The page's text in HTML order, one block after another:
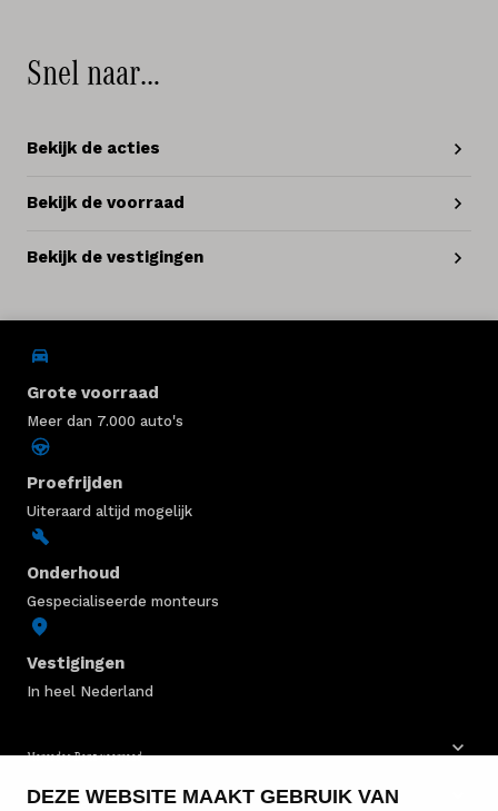
DEZE WEBSITE MAAKT GEBRUIK VAN
Snel naar…
Bekijk de acties
Bekijk de voorraad
Bekijk de vestigingen
Grote voorraad
Meer dan 7.000 auto's
Proefrijden
Uiteraard altijd mogelijk
Onderhoud
Gespecialiseerde monteurs
Vestigingen
In heel Nederland
Mercedes-Benz voorraad
Mercedes-Benz bestelwagens